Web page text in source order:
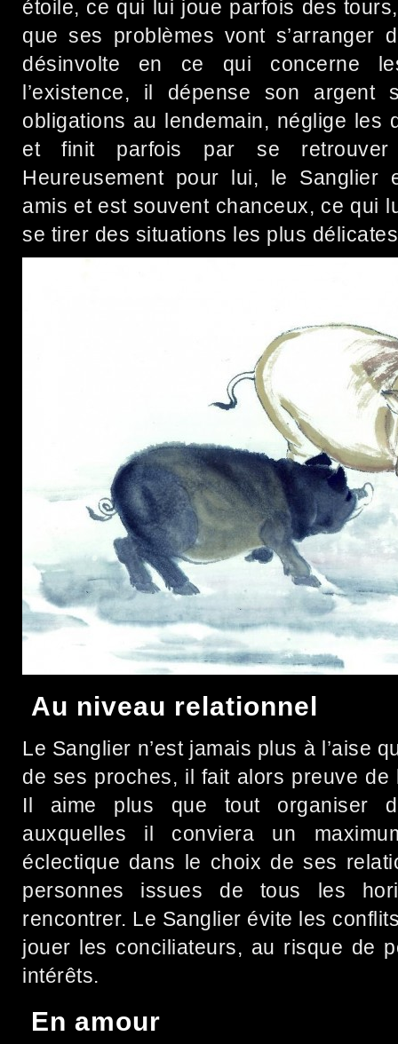
étoile, ce qui lui joue parfois des
que ses problèmes vont s’arranger
désinvolte en ce qui concerne
l’existence, il dépense son argent
obligations au lendemain, néglige les
et finit parfois par se retrouver
Heureusement pour lui, le Sanglier
amis et est souvent chanceux, ce qui
se tirer des situations les plus
Au niveau relationnel
Le Sanglier n’est jamais plus à l’aise
de ses proches, il fait alors preuve
Il aime plus que tout organiser
auxquelles il conviera un
éclectique dans le choix de ses
personnes issues de tous les
rencontrer. Le Sanglier évite les
jouer les conciliateurs, au risque de
intérêts.
En amour